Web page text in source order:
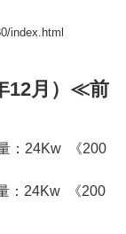
index.html
12月）≪前
：24Kw 《200
：24Kw 《200